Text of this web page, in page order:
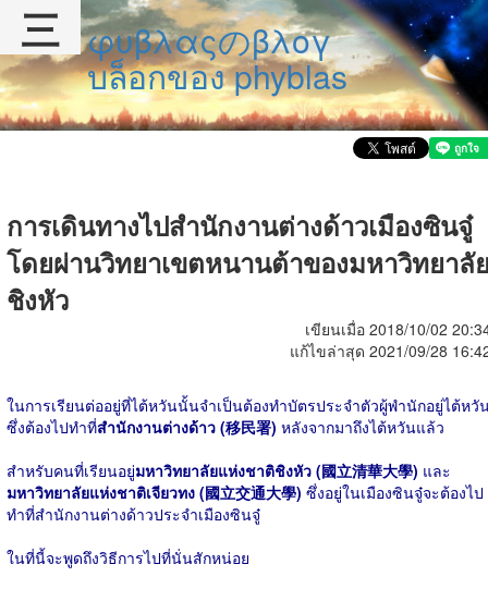
φυβλαςのβλογ
บล็อกของ phyblas
การเดินทางไปสำนักงานต่างด้าวเมืองซินจู๋
โดยผ่านวิทยาเขตหนานต้าของมหาวิทยาลั
ชิงหัว
เขียนเมื่อ 2018/10/02
แก้ไขล่าสุด 2021/09/28
ในการเรียนต่ออยู่ที่ไต้หวันนั้นจำเป็นต้องทำบัตรประจำตัวผู้พำนักอยู่ไต้หวั
ซึ่งต้องไปทำที่สำนักงานต่างด้าว (移民署) หลังจากมาถึงไต้หวันแล้ว
สำหรับคนที่เรียนอยู่มหาวิทยาลัยแห่งชาติชิงหัว (國立清華大學) และ
มหาวิทยาลัยแห่งชาติเจียวทง (國立交通大學) ซึ่งอยู่ในเมืองซินจู๋จะต้องไป
ทำที่สำนักงานต่างด้าวประจำเมืองซินจู๋
ในที่นี้จะพูดถึงวิธีการไปที่นั่นสักหน่อย
三